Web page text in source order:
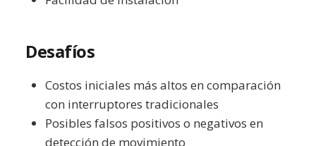
Desafíos
Costos iniciales más altos en comparación
con interruptores tradicionales
Posibles falsos positivos o negativos en
detección de movimiento